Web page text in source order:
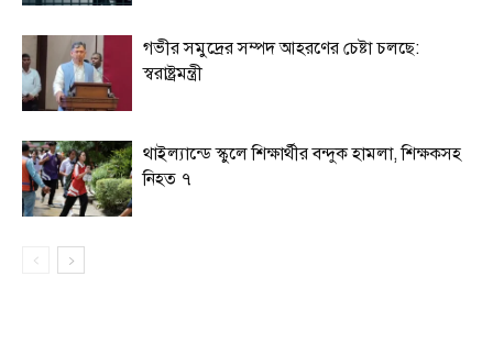
গভীর সমুদ্রের সম্পদ আহরণের চেষ্টা চলছে:
স্বরাষ্ট্রমন্ত্রী
থাইল্যান্ডে স্কুলে শিক্ষার্থীর বন্দুক হামলা, শিক্ষকসহ
নিহত ৭